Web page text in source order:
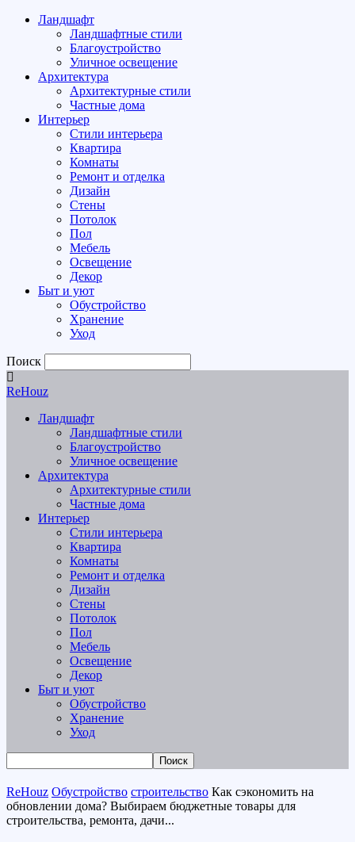
Ландшафт
Ландшафтные стили
Благоустройство
Уличное освещение
Архитектура
Архитектурные стили
Частные дома
Интерьер
Стили интерьера
Квартира
Комнаты
Ремонт и отделка
Дизайн
Стены
Потолок
Пол
Мебель
Освещение
Декор
Быт и уют
Обустройство
Хранение
Уход
Поиск
ReHouz
Ландшафт
Ландшафтные стили
Благоустройство
Уличное освещение
Архитектура
Архитектурные стили
Частные дома
Интерьер
Стили интерьера
Квартира
Комнаты
Ремонт и отделка
Дизайн
Стены
Потолок
Пол
Мебель
Освещение
Декор
Быт и уют
Обустройство
Хранение
Уход
ReHouz Обустройство строительство Как сэкономить на
обновлении дома? Выбираем бюджетные товары для
строительства, ремонта, дачи...